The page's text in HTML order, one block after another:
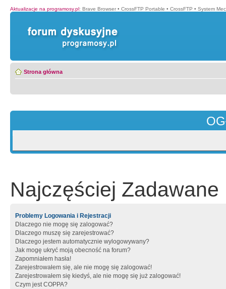
Aktualizacje na programosy.pl: Brave Browser • CrossFTP Portable • CrossFTP • System
Strona główna
Najczęściej Zadawane
Problemy Logowania i Rejestracji
Dlaczego nie mogę się zalogować?
Dlaczego muszę się zarejestrować?
Dlaczego jestem automatycznie wylogowywany?
Jak mogę ukryć moją obecność na forum?
Zapomniałem hasła!
Zarejestrowałem się, ale nie mogę się zalogować!
Zarejestrowałem się kiedyś, ale nie mogę się już zalogować!
Czym jest COPPA?